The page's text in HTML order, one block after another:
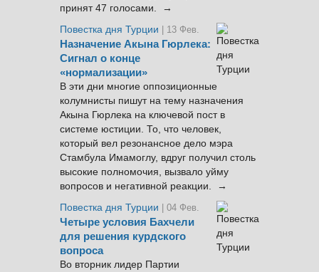
принят 47 голосами. →
Повестка дня Турции
| 13 Фев.
Назначение Акына Гюрлека:
Сигнал о конце
«нормализации»
В эти дни многие оппозиционные
колумнисты пишут на тему назначения
Акына Гюрлека на ключевой пост в
системе юстиции. То, что человек,
который вел резонансное дело мэра
Стамбула Имамоглу, вдруг получил столь
высокие полномочия, вызвало уйму
вопросов и негативной реакции. →
Повестка дня Турции
| 04 Фев.
Четыре условия Бахчели
для решения курдского
вопроса
Во вторник лидер Партии